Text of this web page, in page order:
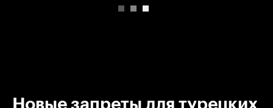
Новые запреты для турецких